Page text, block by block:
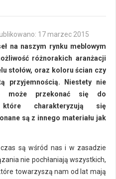
17 marzec 2015
na naszym rynku meblowym
różnorakich aranżacji
stołów, oraz koloru ścian czy
przyjemnością. Niestety nie
może przekonać się do
które charakteryzują się
są z innego materiału jak
są wśród nas i w zasadzie
nie pochłaniają wszystkich,
towarzyszą nam od lat mają